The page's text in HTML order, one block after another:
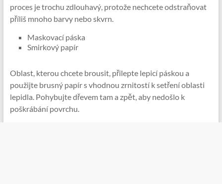
proces je trochu zdlouhavý, protože nechcete odstraňovat
příliš mnoho barvy nebo skvrn.
Maskovací páska
Smirkový papír
Oblast, kterou chcete brousit, přilepte lepicí páskou a
použijte brusný papír s vhodnou zrnitostí k setření oblasti
lepidla. Pohybujte dřevem tam a zpět, aby nedošlo k
poškrábání povrchu.